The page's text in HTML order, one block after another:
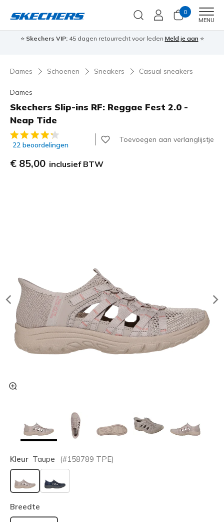
0
MENU
⭐ Skechers VIP:45 dagen retourrecht voor leden Meld je aan ⭐
Dames Schoenen Sneakers Casual sneakers
Dames
Skechers Slip-ins RF: Reggae Fest 2.0 -
Neap Tide
5 van de 5 klantbeoordelingen
22 beoordelingen
Toevoegen aan verlanglijstje
€ 85,00 inclusief BTW
Kleur Taupe (#158789 TPE)
geselecteerd
Breedte